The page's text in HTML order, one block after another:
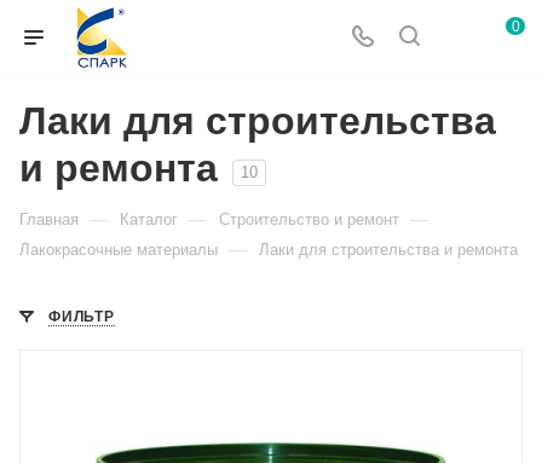
0
Лаки для строительства
и ремонта
10
Главная — Каталог — Строительство и ремонт —
Лакокрасочные материалы — Лаки для строительства и ремонта
ФИЛЬТР